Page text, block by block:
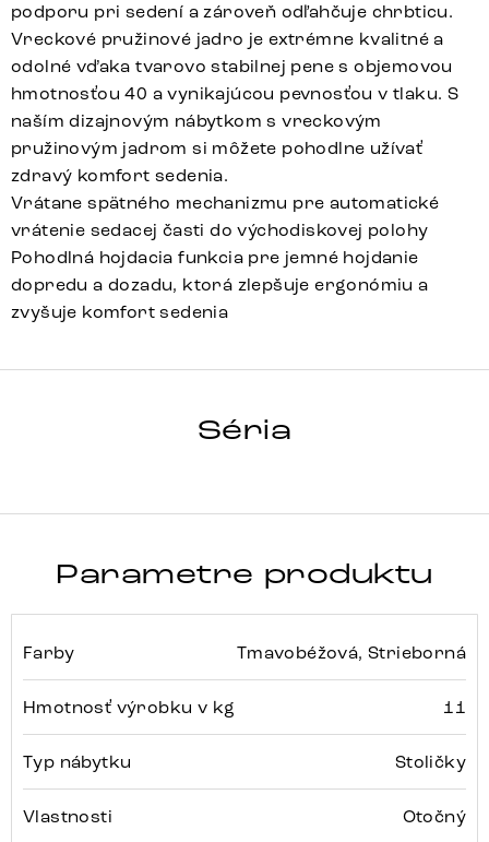
podporu pri sedení a zároveň odľahčuje chrbticu.
Vreckové pružinové jadro je extrémne kvalitné a
odolné vďaka tvarovo stabilnej pene s objemovou
hmotnosťou 40 a vynikajúcou pevnosťou v tlaku. S
naším dizajnovým nábytkom s vreckovým
pružinovým jadrom si môžete pohodlne užívať
zdravý komfort sedenia.
Vrátane spätného mechanizmu pre automatické
vrátenie sedacej časti do východiskovej polohy
Pohodlná hojdacia funkcia pre jemné hojdanie
dopredu a dozadu, ktorá zlepšuje ergonómiu a
zvyšuje komfort sedenia
Séria
Alja-Flex
Array
Parametre produktu
Farby Tmavobéžová, Strieborná
Hmotnosť výrobku v kg 11
Typ nábytku Stoličky
Vlastnosti Otočný